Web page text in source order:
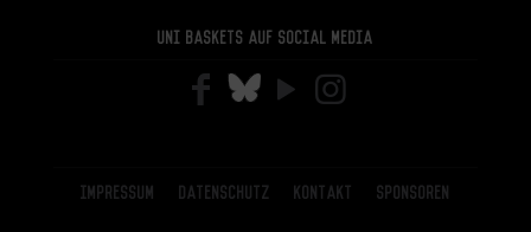
Uni Baskets auf Social Media
Impressum Datenschutz Kontakt Sponsoren